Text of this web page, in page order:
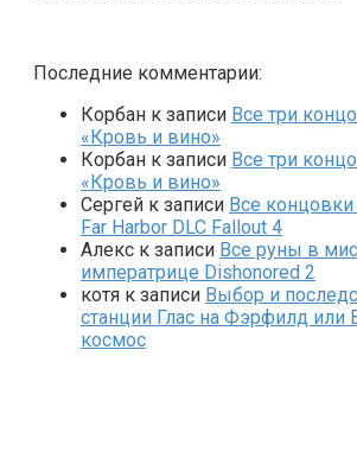
Последние комментарии:
Корбан к записи Все три
«Кровь и вино»
Корбан к записи Все три
«Кровь и вино»
Сергей к записи Все
Far Harbor DLC Fallout 4
Алекс к записи Все руны в
императрице Dishonored 2
котя к записи Выбор и
станции Глас на Фэрфилд или
космос